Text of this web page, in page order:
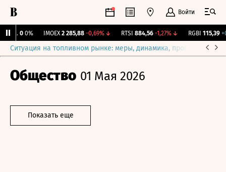
Войти
0 0% IMOEX 2 285,88 -0,69%↓ RTSI 884,56 -1,27%↓ RGBI 115,39
Ситуация на топливном рынке: меры, динамика, прогнозы
Общество 01 Мая 2026
Показать еще